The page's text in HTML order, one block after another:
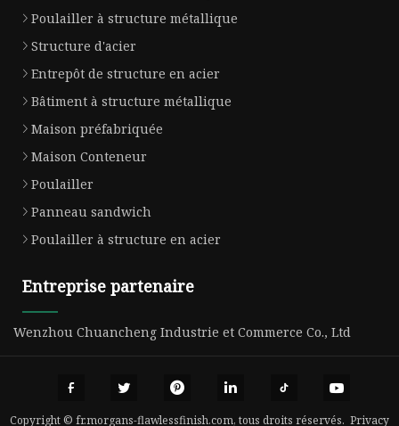
Poulailler à structure métallique
Structure d'acier
Entrepôt de structure en acier
Bâtiment à structure métallique
Maison préfabriquée
Maison Conteneur
Poulailler
Panneau sandwich
Poulailler à structure en acier
Entreprise partenaire
Wenzhou Chuancheng Industrie et Commerce Co., Ltd
Copyright © fr.morgans-flawlessfinish.com, tous droits réservés. Privacy